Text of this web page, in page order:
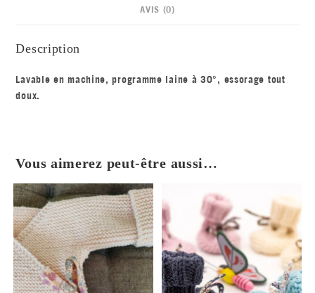
AVIS (0)
Description
Lavable en machine, programme laine à 30°, essorage tout
doux.
Vous aimerez peut-être aussi…